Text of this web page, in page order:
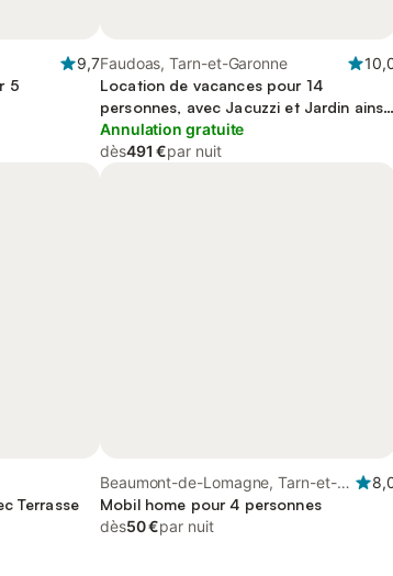
9,7
5
Faudoas, Tarn-et-Garonne
Location de vacances pour 14
personnes, avec Jacuzzi et Jardin ainsi
que Sauna et Vue sur le lac
Annulation gratuite
dès491 €par nuit
Terrasse
Beaumont-de-Lomagne, Tarn-et-
Garonne
Mobil home pour 4 personnes
dès50 €par nuit